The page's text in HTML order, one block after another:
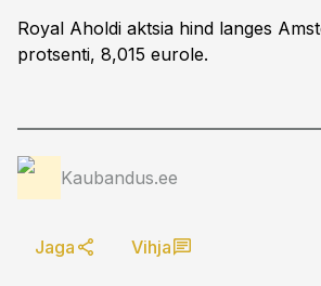
Royal Aholdi aktsia hind langes
protsenti, 8,015 eurole.
Kaubandus.ee
Jaga Vihja